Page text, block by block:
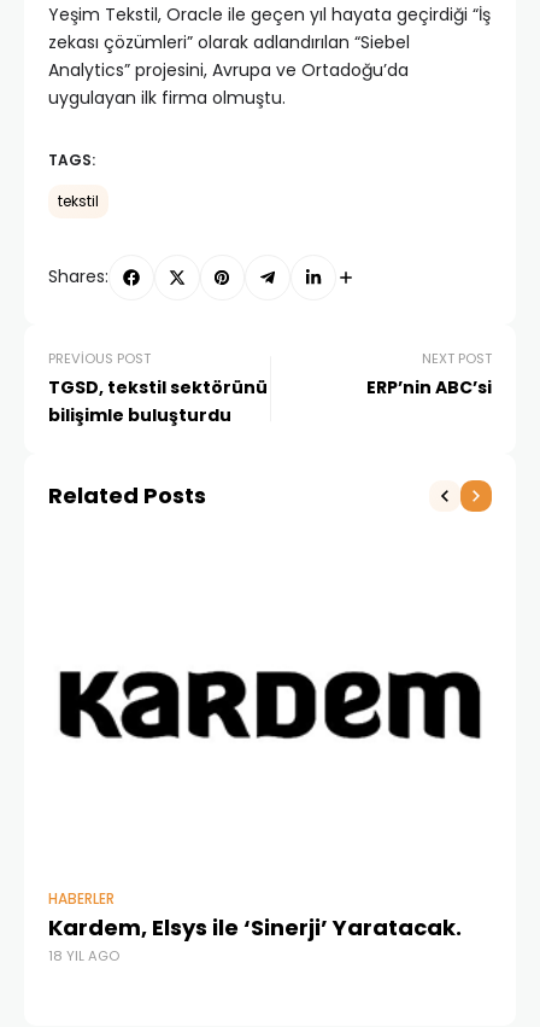
Yeşim Tekstil, Oracle ile geçen yıl hayata geçirdiği “İş
zekası çözümleri” olarak adlandırılan “Siebel
Analytics” projesini, Avrupa ve Ortadoğu’da
uygulayan ilk firma olmuştu.
TAGS:
tekstil
Shares:
PREVIOUS POST
TGSD, tekstil sektörünü
bilişimle buluşturdu
NEXT POST
ERP’nin ABC’si
Related Posts
HABERLER
Kardem, Elsys ile ‘Sinerji’ Yaratacak.
18 YIL AGO